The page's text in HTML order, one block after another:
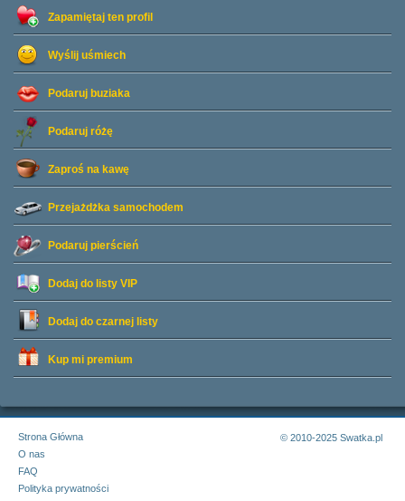
Zapamiętaj ten profil
Wyślij uśmiech
Podaruj buziaka
Podaruj różę
Zaproś na kawę
Przejażdżka samochodem
Podaruj pierścień
Dodaj do listy VIP
Dodaj do czarnej listy
Kup mi premium
Strona Główna
O nas
FAQ
Polityka prywatności
© 2010-2025 Swatka.pl